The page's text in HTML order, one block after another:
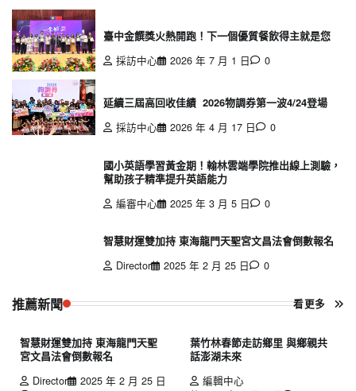
臺中金饌獎火熱開跑！下一個優質餐飲得主就是您
採訪中心
2026 年 7 月 1 日 0
延續三屆高回收佳績 2026物調券第一波4/24登場
採訪中心
2026 年 4 月 17 日 0
國小英語學習黃金期！翰林雲端學院推出線上測驗，
幫助孩子精準提升英語能力
編審中心
2025 年 3 月 5 日 0
智慧財運雙加持 東海龍門天聖宮文昌法會倒數報名
Director
2025 年 2 月 25 日 0
推薦新聞 看更多
智慧財運雙加持 東海龍門天聖
宮文昌法會倒數報名
Director
2025 年 2 月 25 日
葉竹林春節走訪鄉里 與鄉親共
話澎湖未來
編輯中心